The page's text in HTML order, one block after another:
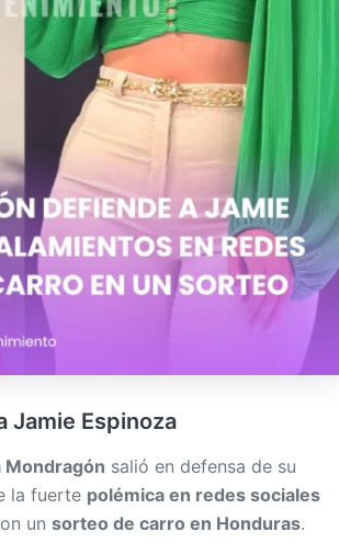
Jamie Espinoza
Mondragón salió en defensa de su
la fuerte polémica en redes sociales
un sorteo de carro en Honduras.